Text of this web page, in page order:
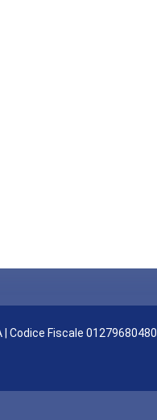
Codice Fiscale 01279680480